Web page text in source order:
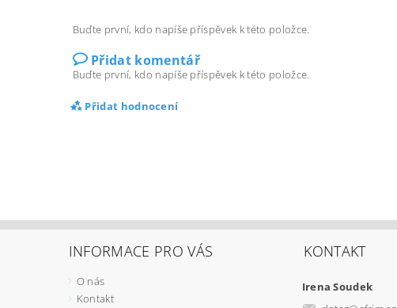
Buďte první, kdo napíše příspěvek k této položce.
Přidat komentář
Buďte první, kdo napíše příspěvek k této položce.
Přidat hodnocení
INFORMACE PRO VÁS
O nás
Kontakt
KONTAKT
Irena Soudek